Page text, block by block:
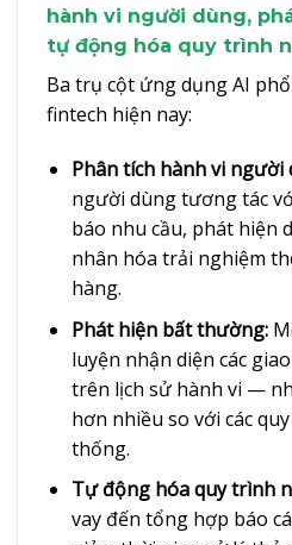
hành vi người dùng,
tự động hóa quy trình
Ba trụ cột ứng dụng AI
fintech hiện nay:
Phân tích hành vi người
người dùng tương tác
báo nhu cầu, phát hiện
nhân hóa trải nghiệm
hàng.
Phát hiện bất thường:
luyện nhận diện các
trên lịch sử hành vi —
hơn nhiều so với các
thống.
Tự động hóa quy trình
vay đến tổng hợp báo